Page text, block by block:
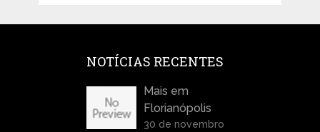
NOTÍCIAS RECENTES
Mais em
Florianópolis
30 de novembro